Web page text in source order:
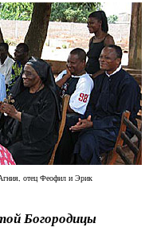
отец Феофил и Эрик
Богородицы